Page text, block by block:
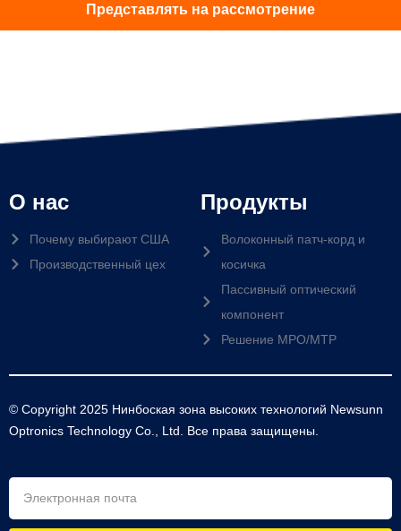
Представлять на рассмотрение
О нас
Почему выбирают США
Производственный цех
Продукты
Волоконный патч-корд и
косичка
Пассивный оптический
компонент
Решение MPO/MTP
© Copyright 2025 Нинбоская зона высоких технологий Newsunn
Optronics Technology Co., Ltd. Все права защищены.